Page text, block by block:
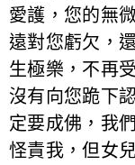
愛護，您的無
遠對您虧欠，
生極樂，不再
沒有向您跪下
定要成佛，我
怪責我，但女